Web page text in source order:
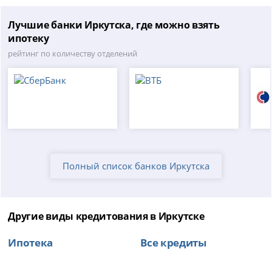
Лучшие банки Иркутска, где можно взять
ипотеку
рейтинг по количеству отделений
Полный список банков Иркутска
Другие виды кредитования в Иркутске
Ипотека
Все кредиты